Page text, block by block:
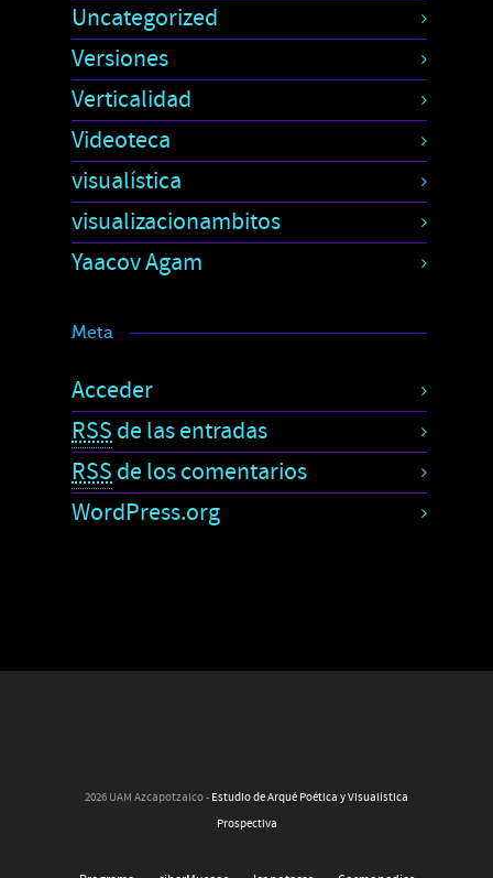
Uncategorized
Versiones
Verticalidad
Videoteca
visualística
visualizacionambitos
Yaacov Agam
Meta
Acceder
RSS de las entradas
RSS de los comentarios
WordPress.org
2026 UAM Azcapotzalco - Estudio de Arqué Poética y Visualística
Prospectiva